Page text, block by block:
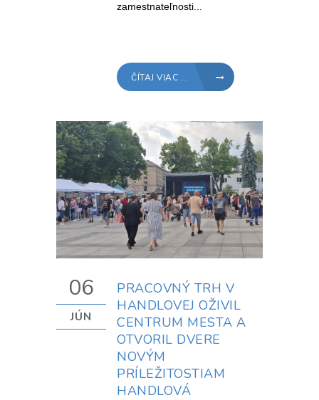
zamestnateľnosti...
ČÍTAJ VIAC ...
06
JÚN
PRACOVNÝ TRH V
HANDLOVEJ OŽIVIL
CENTRUM MESTA A
OTVORIL DVERE
NOVÝM
PRÍLEŽITOSTIAM
HANDLOVÁ